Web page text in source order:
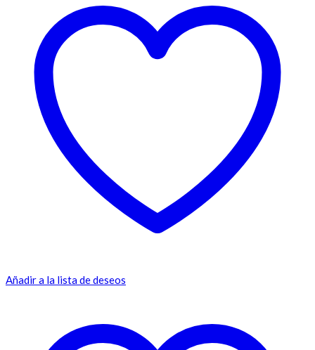
Añadir a la lista de deseos